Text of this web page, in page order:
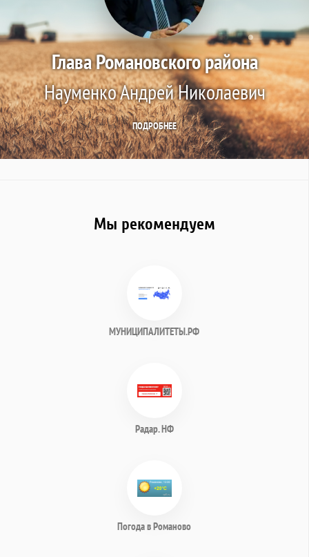
Глава Романовского района
Науменко Андрей Николаевич
ПОДРОБНЕЕ
Мы рекомендуем
МУНИЦИПАЛИТЕТЫ.РФ
Радар. НФ
Погода в Романово